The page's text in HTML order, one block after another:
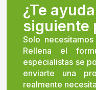
¿Te
siguiente
Solo
Rellena el
especialistas se
enviarte una
realmente